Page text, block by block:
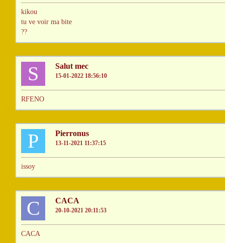
kikou
tu ve voir ma bite
??
S Salut mec
15-01-2022 18:56:10
RFENO
P Pierronus
13-11-2021 11:37:15
issoy
C CACA
20-10-2021 20:11:53
CACA